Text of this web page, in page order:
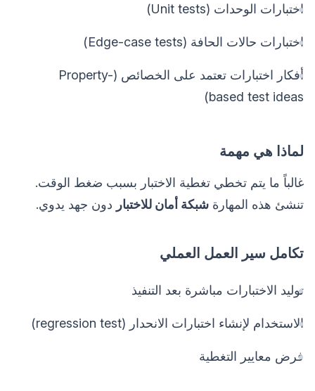
اختبارات الوحدات (Unit tests)
اختبارات حالات الحافة (Edge-case tests)
أفكار اختبارات تعتمد على الخصائص (Property-
based test ideas)
لماذا هي مهمة
غالباً ما يتم تخطي تغطية الاختبار بسبب ضغط الوقت.
تنشئ هذه المهارة شبكة أمان للاختبار دون جهد يدوي.
تكامل سير العمل العملي
توليد الاختبارات مباشرة بعد التنفيذ
الاستخدام لإنشاء اختبارات الانحدار (regression test)
فرض معايير التغطية